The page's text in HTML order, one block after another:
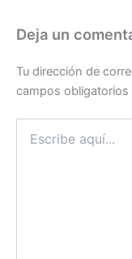
Deja un
Tu dirección de
campos
aquí...